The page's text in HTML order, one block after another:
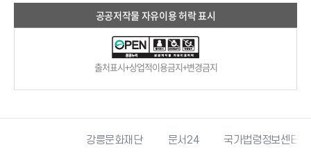
공공저작물 자유이용 허락 표시
출처표시+상업적이용금지+변경금지
강릉문화재단 문서24 국가법령정보센터